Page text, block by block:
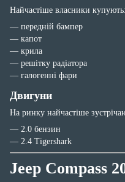
Найчастіше власники купують:
— передній бампер
— капот
— крила
— решітку радіатора
— галогенні фари
Двигуни
На ринку найчастіше
— 2.0 бензин
— 2.4 Tigershark
Jeep Compass